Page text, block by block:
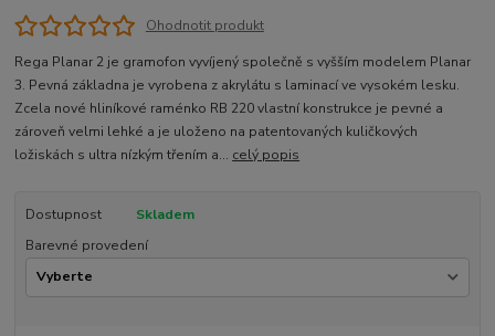
Ohodnotit produkt
Rega Planar 2 je gramofon vyvíjený společně s vyšším modelem Planar
3. Pevná základna je vyrobena z akrylátu s laminací ve vysokém lesku.
Zcela nové hliníkové raménko RB 220 vlastní konstrukce je pevné a
zároveň velmi lehké a je uloženo na patentovaných kuličkových
ložiskách s ultra nízkým třením a... celý popis
Dostupnost
Skladem
Barevné provedení